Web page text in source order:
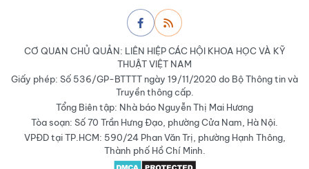
CƠ QUAN CHỦ QUẢN: LIÊN HIỆP CÁC HỘI KHOA HỌC VÀ KỸ
THUẬT VIỆT NAM
Giấy phép: Số 536/GP-BTTTT ngày 19/11/2020 do Bộ Thông tin và
Truyền thông cấp.
Tổng Biên tập: Nhà báo Nguyễn Thị Mai Hương
Tòa soạn: Số 70 Trần Hưng Đạo, phường Cửa Nam, Hà Nội.
VPĐD tại TP.HCM: 590/24 Phan Văn Trị, phường Hạnh Thông,
Thành phố Hồ Chí Minh.